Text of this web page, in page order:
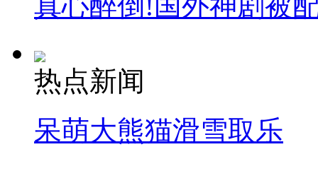
热点新闻
呆萌大熊猫滑雪取乐